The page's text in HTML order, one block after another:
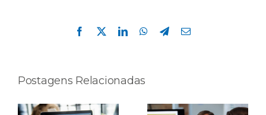
Facebook
X LinkedInWhatsApp
Telegram
E-
Postagens Relacionadas